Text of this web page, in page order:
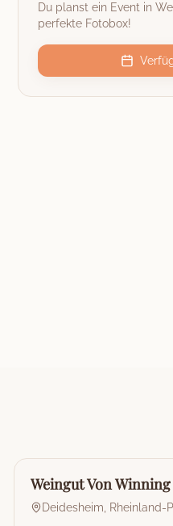
Du planst ein Event in
perfekte Fotobox!
Weingut
Weingut Von Winning
Deidesheim
Rheinland-